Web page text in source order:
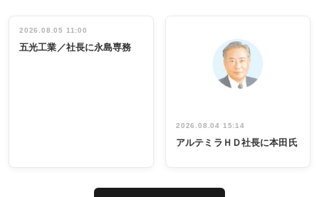
インタビュ
ー／社内ア
祝う 業界関
係者ら220人
出席
2026.08.05 11:00
五光工業／社長に永島専務
2026.08.04 15:14
アルテミラＨＤ社長に本田氏